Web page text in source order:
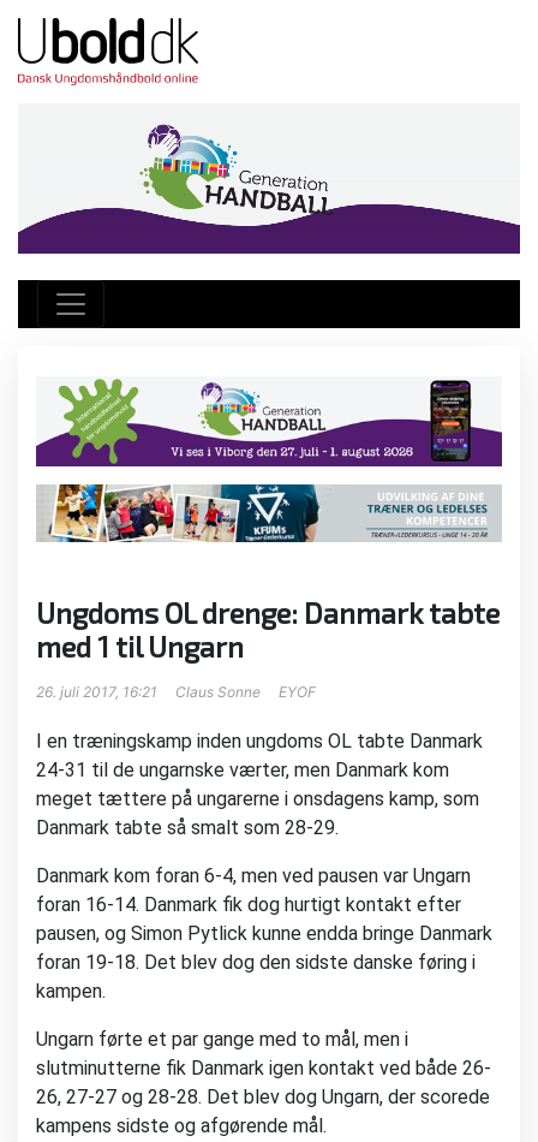
Ungdoms OL drenge: Danmark tabte
med 1 til Ungarn
26. juli 2017, 16:21 Claus Sonne EYOF
I en træningskamp inden ungdoms OL tabte Danmark
24-31 til de ungarnske værter, men Danmark kom
meget tættere på ungarerne i onsdagens kamp, som
Danmark tabte så smalt som 28-29.
Danmark kom foran 6-4, men ved pausen var Ungarn
foran 16-14. Danmark fik dog hurtigt kontakt efter
pausen, og Simon Pytlick kunne endda bringe Danmark
foran 19-18. Det blev dog den sidste danske føring i
kampen.
Ungarn førte et par gange med to mål, men i
slutminutterne fik Danmark igen kontakt ved både 26-
26, 27-27 og 28-28. Det blev dog Ungarn, der scorede
kampens sidste og afgørende mål.